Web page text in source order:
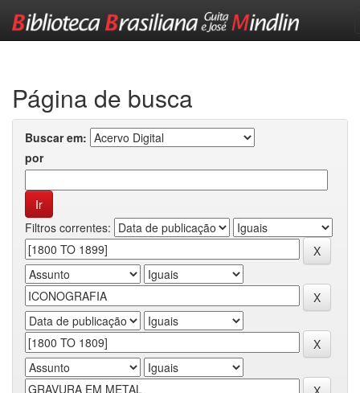
Página de busca
Buscar em:
por
Filtros correntes: